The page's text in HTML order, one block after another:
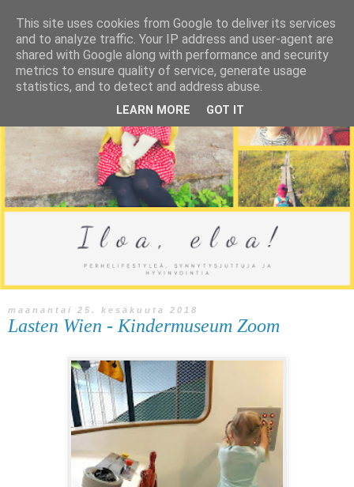
maanantai 25. kesäkuuta 2018
Lasten Wien - Kindermuseum Zoom
This site uses cookies from Google to deliver its services
and to analyze traffic. Your IP address and user-agent are
shared with Google along with performance and security
metrics to ensure quality of service, generate usage
statistics, and to detect and address abuse.
LEARN MORE GOT IT